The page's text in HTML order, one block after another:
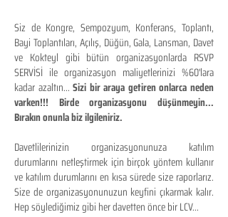
Siz de Kongre, Sempozyum, Konferans, Toplantı,
Bayi Toplantıları, Açılış, Düğün, Gala, Lansman, Davet
ve Kokteyl gibi bütün organizasyonlarda RSVP
SERVİSİ ile organizasyon maliyetlerinizi %60'lara
kadar azaltın...Sizi bir araya getiren onlarca neden
varken!!! Birde organizasyonu düşünmeyin...
Bırakın onunla biz ilgileniriz.
Davetlilerinizin organizasyonunuza katılım
durumlarını netleştirmek için birçok yöntem kullanır
ve katılım durumlarını en kısa sürede size raporlarız.
Size de organizasyonunuzun keyfini çıkarmak kalır.
Hep söylediğimiz gibi her davetten önce bir LCV...